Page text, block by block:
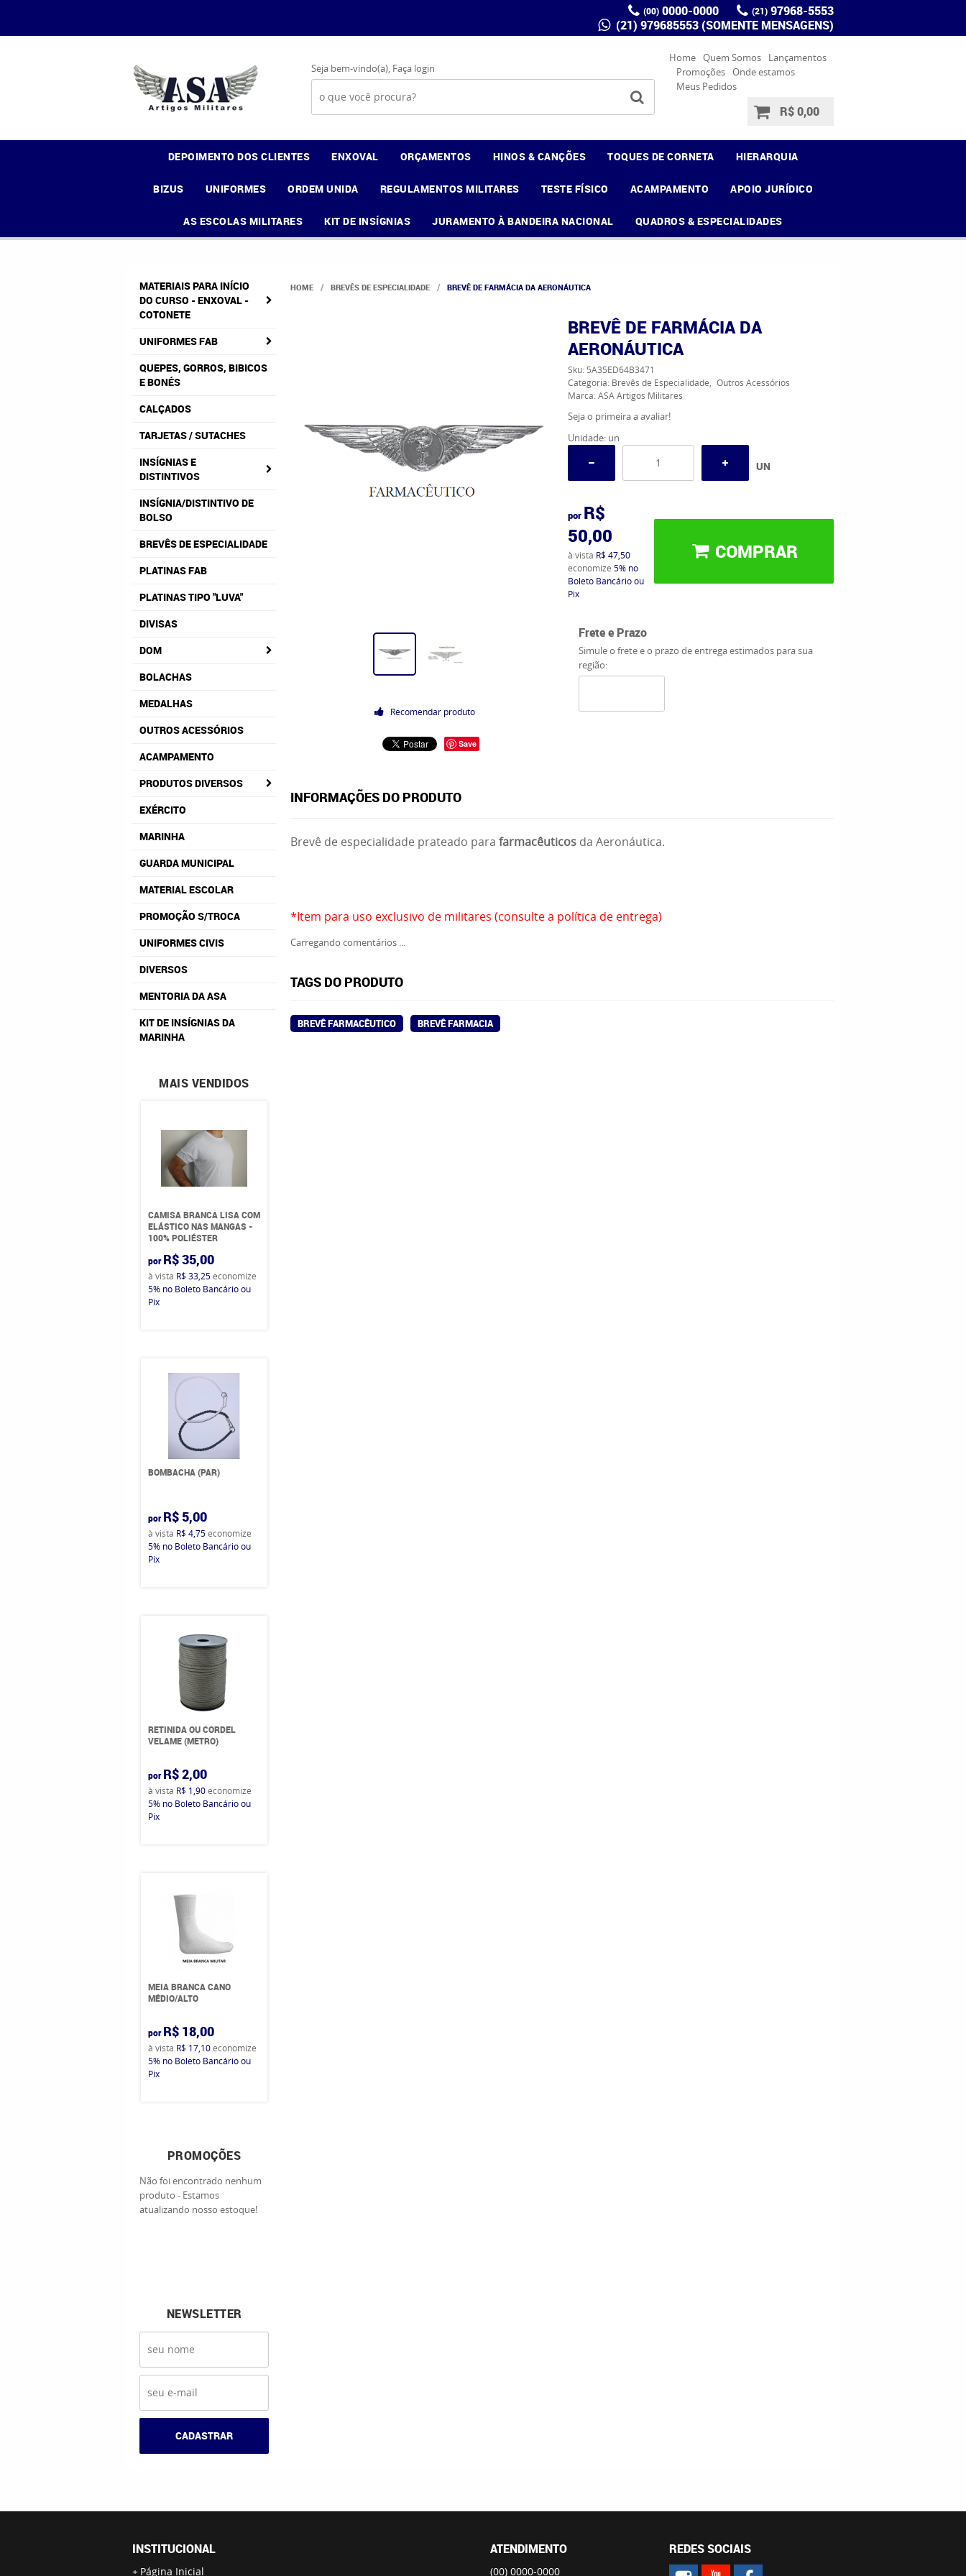
(00) 0000-0000 (21) 97968-5553
(21) 979685553 (SOMENTE MENSAGENS)
Seja bem-vindo(a), Faça login
Home Quem Somos
Lançamentos
Promoções Onde estamos
Meus Pedidos
R$ 0,00
DEPOIMENTO DOS CLIENTES ENXOVAL ORÇAMENTOS HINOS & CANÇÕES TOQUES DE CORNETA HIERARQUIA
BIZUS UNIFORMES ORDEM UNIDA REGULAMENTOS MILITARES TESTE FÍSICO ACAMPAMENTO APOIO JURÍDICO
AS ESCOLAS MILITARES KIT DE INSÍGNIAS JURAMENTO À BANDEIRA NACIONAL QUADROS & ESPECIALIDADES
MATERIAIS PARA INÍCIO
DO CURSO - ENXOVAL -
COTONETE
UNIFORMES FAB
QUEPES, GORROS, BIBICOS
E BONÉS
CALÇADOS
TARJETAS / SUTACHES
INSÍGNIAS E
DISTINTIVOS
INSÍGNIA/DISTINTIVO DE
BOLSO
BREVÊS DE ESPECIALIDADE
PLATINAS FAB
PLATINAS TIPO "LUVA"
DIVISAS
DOM
BOLACHAS
MEDALHAS
OUTROS ACESSÓRIOS
ACAMPAMENTO
PRODUTOS DIVERSOS
EXÉRCITO
MARINHA
GUARDA MUNICIPAL
MATERIAL ESCOLAR
PROMOÇÃO S/TROCA
UNIFORMES CIVIS
DIVERSOS
MENTORIA DA ASA
KIT DE INSÍGNIAS DA
MARINHA
MAIS VENDIDOS
CAMISA BRANCA LISA COM
ELÁSTICO NAS MANGAS -
100% POLIÉSTER
por R$ 35,00
à vista R$ 33,25economize
5% no Boleto Bancário ou
Pix
BOMBACHA (PAR)
por R$ 5,00
à vista R$ 4,75economize
5% no Boleto Bancário ou
Pix
RETINIDA OU CORDEL
VELAME (METRO)
por R$ 2,00
à vista R$ 1,90economize
5% no Boleto Bancário ou
Pix
MEIA BRANCA CANO
MÉDIO/ALTO
por R$ 18,00
à vista R$ 17,10economize
5% no Boleto Bancário ou
Pix
PROMOÇÕES
Não foi encontrado nenhum
produto - Estamos
atualizando nosso estoque!
NEWSLETTER
CADASTRAR
HOME BREVÊS DE ESPECIALIDADE BREVÊ DE FARMÁCIA DA AERONÁUTICA
Recomendar produto
Save
BREVÊ DE FARMÁCIA DA
AERONÁUTICA
Sku: 5A35ED64B3471
Categoria: Brevês de Especialidade
Outros Acessórios
Marca:ASA Artigos Militares
Seja o primeira a avaliar!
Unidade: un
UN
por R$
50,00
à vista R$ 47,50
economize 5% no
Boleto Bancário ou
Pix
COMPRAR
Frete e Prazo
Simule o frete e o prazo de entrega estimados para sua
região:
INFORMAÇÕES DO PRODUTO
Brevê de especialidade prateado para farmacêuticos da Aeronáutica.
*Item para uso exclusivo de militares (consulte a política de entrega)
Carregando comentários ...
TAGS DO PRODUTO
BREVÊ FARMACÊUTICO BREVÊ FARMACIA
INSTITUCIONAL
Página Inicial
ATENDIMENTO
(00) 0000-0000
REDES SOCIAIS